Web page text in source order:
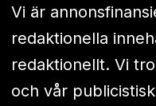
Vi är
redaktionella
redaktionellt. Vi
och vår